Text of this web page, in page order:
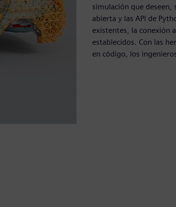
simulación que
abierta y las API de
existentes, la conexión
establecidos. Con las
en código, los